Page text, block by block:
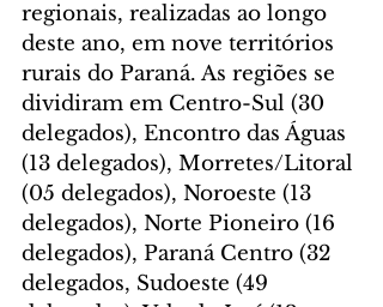
regionais, realizadas ao longo
deste ano, em nove territórios
rurais do Paraná. As regiões se
dividiram em Centro-Sul (30
delegados), Encontro das Águas
(13 delegados), Morretes/Litoral
(05 delegados), Noroeste (13
delegados), Norte Pioneiro (16
delegados), Paraná Centro (32
delegados, Sudoeste (49